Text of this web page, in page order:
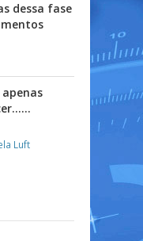
dessa fase
Luft